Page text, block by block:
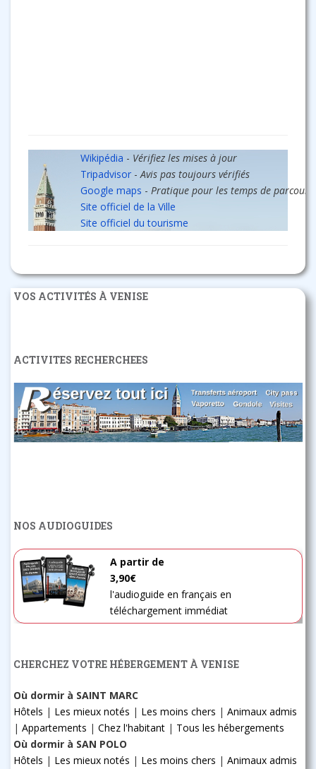
Wikipédia - Vérifiez les mises à jour
Tripadvisor- Avis pas toujours vérifiés
Google maps - Pratique pour les temps de parcours
Site officiel de la Ville
Site officiel du tourisme
VOS ACTIVITÉS À VENISE
ACTIVITES RECHERCHEES
NOS AUDIOGUIDES
A partir de
3,90€
l'audioguide en français en
téléchargement immédiat
CHERCHEZ VOTRE HÉBERGEMENT À VENISE
Où dormir à SAINT MARC
Hôtels | Les mieux notés | Les moins chers | Animaux admis
| Appartements | Chez l'habitant | Tous les hébergements
Où dormir à SAN POLO
Hôtels | Les mieux notés | Les moins chers | Animaux admis